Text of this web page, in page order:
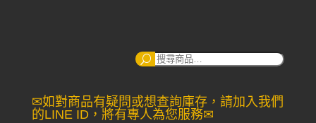
搜
✉如對商品有疑問或想查詢庫存，請加入我們
的LINE ID，將有專人為您服務✉